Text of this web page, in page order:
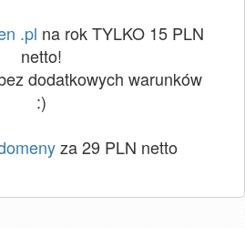
.pl na rok TYLKO 15 PLN
netto!
dodatkowych warunków
:)
za 29 PLN netto